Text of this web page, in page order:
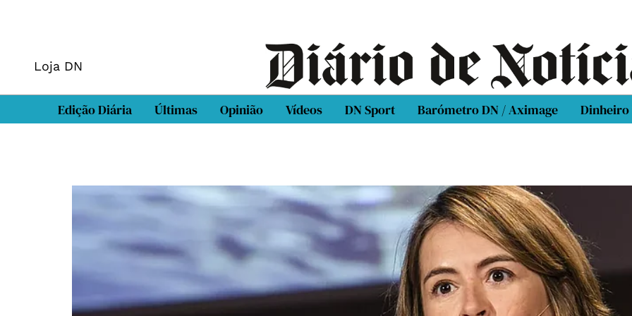
Loja DN
Edição Diária Últimas Opinião Vídeos DN Sport Barómetro DN / Aximage Dinheiro